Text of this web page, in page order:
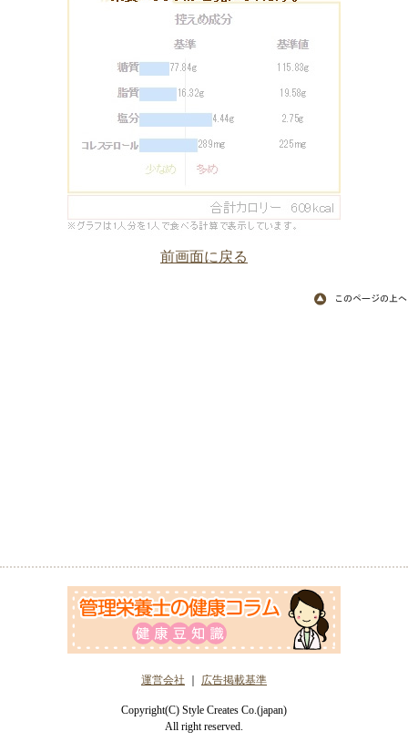
前画面に戻る
運営会社 広告掲載基準
Copyright(C) Style Creates Co.(japan)
All right reserved.